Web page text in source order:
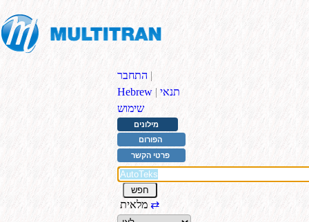
התחבר |
Hebrew | תנאי
שימוש
מילונים
הפורום
פרטי הקשר
⇄